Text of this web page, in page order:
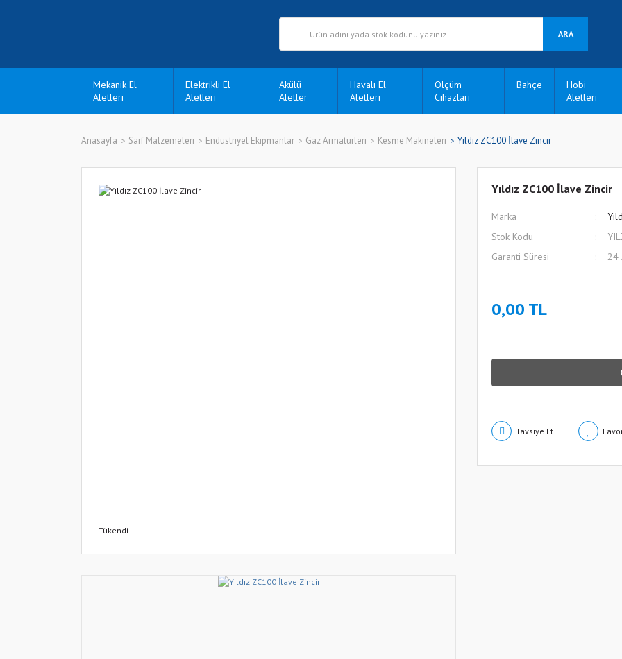
ARA
Mekanik El
Aletleri
Elektrikli El
Aletleri
Akülü
Aletler
Havalı El
Aletleri
Ölçüm
Cihazları
Bahçe
Hobi
Aletleri
Anasayfa Sarf Malzemeleri Endüstriyel Ekipmanlar Gaz Armatürleri Kesme Makineleri Yıldız ZC100 İlave Zincir
Tükendi
Yıldız ZC100 İlave Zincir
Marka
Stok Kodu
Garanti Süresi
24
0,00 TL
Tavsiye Et